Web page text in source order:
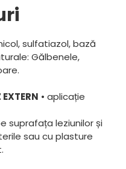
sulfatiazol, bază
Gălbenele,
• aplicație
suprafața leziunilor și
sau cu plasture